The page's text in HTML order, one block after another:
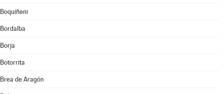
Boquiñeni
Bordalba
Borja
Botorrita
Brea de Aragón